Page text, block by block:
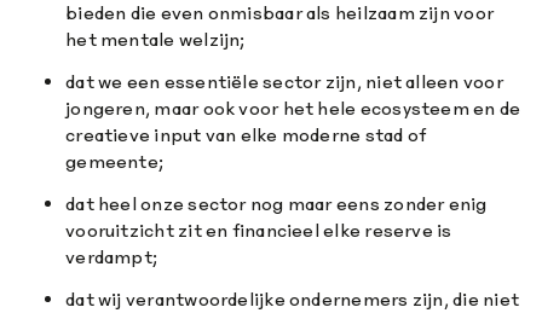
bieden die even onmisbaar als heilzaam zijn voor
het mentale welzijn;
dat we een essentiële sector zijn, niet alleen voor
jongeren, maar ook voor het hele ecosysteem en de
creatieve input van elke moderne stad of
gemeente;
dat heel onze sector nog maar eens zonder enig
vooruitzicht zit en financieel elke reserve is
verdampt;
dat wij verantwoordelijke ondernemers zijn, die niet